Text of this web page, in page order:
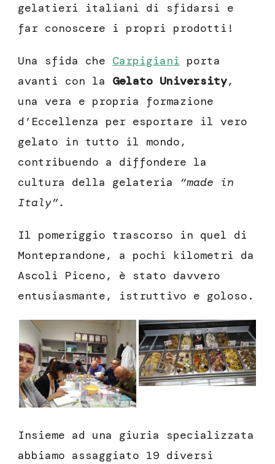
gelatieri italiani di sfidarsi e
far conoscere i propri prodotti!
Una sfida che Carpigiani porta
avanti con la Gelato University,
una vera e propria formazione
d’Eccellenza per esportare il vero
gelato in tutto il mondo,
contribuendo a diffondere la
cultura della gelateria “made in
Italy”.
Il pomeriggio trascorso in quel di
Monteprandone, a pochi kilometri da
Ascoli Piceno, è stato davvero
entusiasmante, istruttivo e goloso.
Insieme ad una giuria specializzata
abbiamo assaggiato 19 diversi